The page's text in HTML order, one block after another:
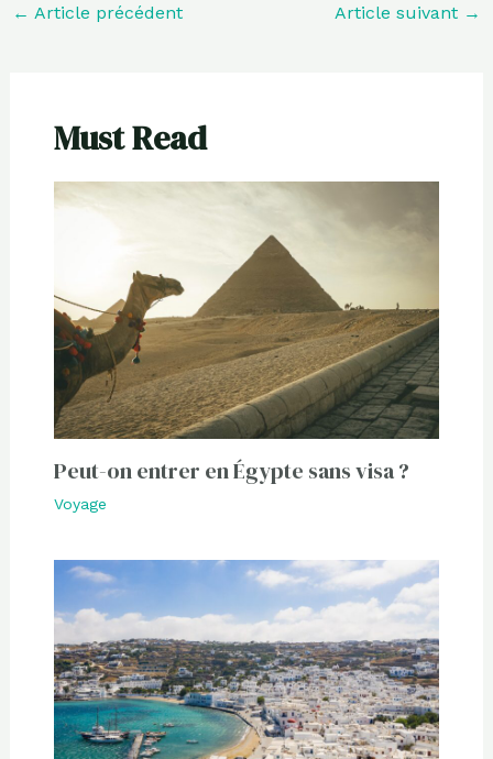
← Article précédent Article suivant →
Must Read
Peut-on entrer en Égypte sans visa ?
Voyage